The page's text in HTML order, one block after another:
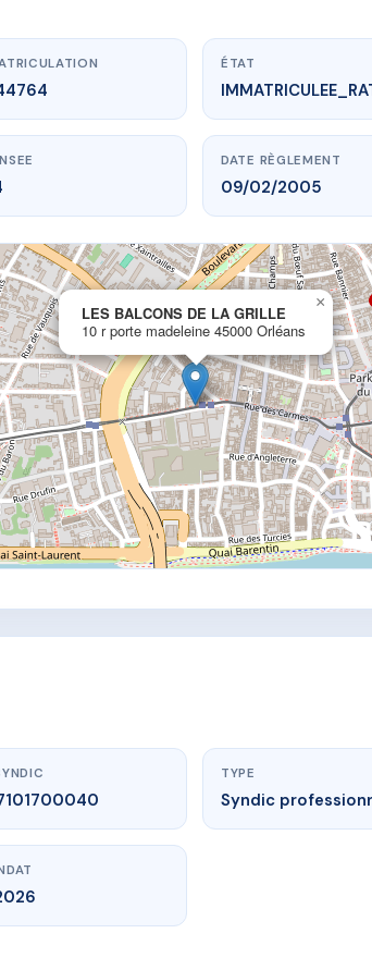
AC6444764
DE LA GRILLE
45000 Orléans
ÉTAT
DATE RÈGLEMENT
09/02/2005
LES BALCONS DE LA GRILLE
10 r porte madeleine 45000 Orléans
×
TYPE
Syndic